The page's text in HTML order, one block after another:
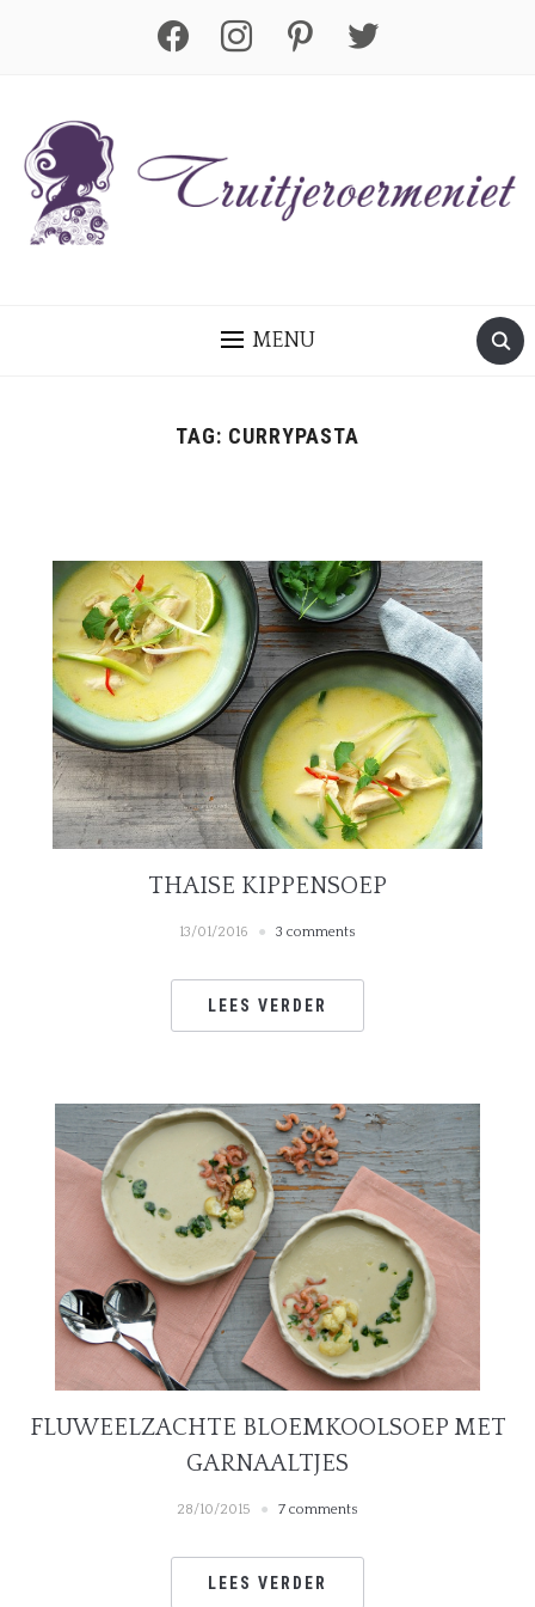
facebook instagram pinterest twitter
MENU
TAG: CURRYPASTA
THAISE KIPPENSOEP
13/01/2016 3 comments
LEES VERDER
FLUWEELZACHTE BLOEMKOOLSOEP MET
GARNAALTJES
28/10/2015 7 comments
LEES VERDER